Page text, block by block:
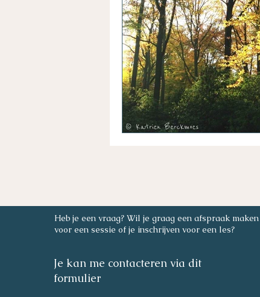
Katrien berckmoes, Kasteellei 141, 2110 Wijnegem
Heb je een vraag? Wil je graag een afspraak maken
voor een sessie of je inschrijven voor een les?
Je kan me contacteren via dit
formulier